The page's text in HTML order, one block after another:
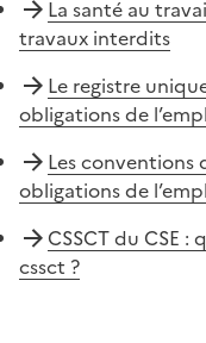
La santé au
travaux interdits
Le registre
obligations de
Les conventions
obligations de
CSSCT du CSE
cssct ?